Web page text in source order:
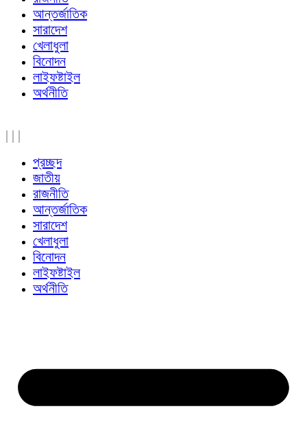
আন্তর্জাতিক
সারাদেশ
খেলাধুলা
বিনোদন
লাইফষ্টাইল
অর্থনীতি
| | |
প্রচ্ছদ
জাতীয়
রাজনীতি
আন্তর্জাতিক
সারাদেশ
খেলাধুলা
বিনোদন
লাইফষ্টাইল
অর্থনীতি